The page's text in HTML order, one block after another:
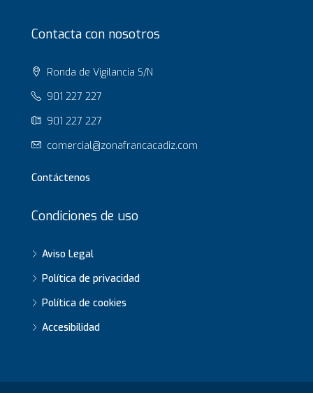
Contacta con nosotros
Ronda de Vigilancia S/N
901 227 227
901 227 227
comercial@zonafrancacadiz.com
Contáctenos
Condiciones de uso
Aviso Legal
Política de privacidad
Política de cookies
Accesibilidad